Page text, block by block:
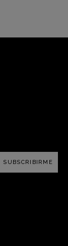
SUBSCRIBIRME